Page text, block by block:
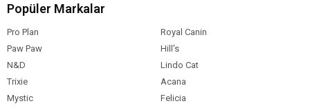
Popüler Markalar
Pro Plan
Royal Canin
Paw Paw
Hill's
N&D
Lindo Cat
Trixie
Acana
Mystic
Felicia